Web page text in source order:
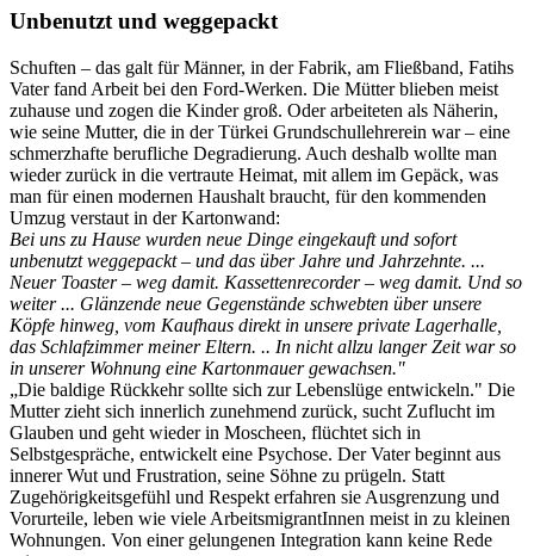
Unbenutzt und weggepackt
Schuften – das galt für Männer, in der Fabrik, am Fließband, Fatihs
Vater fand Arbeit bei den Ford-Werken. Die Mütter blieben meist
zuhause und zogen die Kinder groß. Oder arbeiteten als Näherin,
wie seine Mutter, die in der Türkei Grundschullehrerein war – eine
schmerzhafte berufliche Degradierung. Auch deshalb wollte man
wieder zurück in die vertraute Heimat, mit allem im Gepäck, was
man für einen modernen Haushalt braucht, für den kommenden
Umzug verstaut in der Kartonwand:
Bei uns zu Hause wurden neue Dinge eingekauft und sofort
unbenutzt weggepackt – und das über Jahre und Jahrzehnte. ...
Neuer Toaster – weg damit. Kassettenrecorder – weg damit. Und so
weiter ... Glänzende neue Gegenstände schwebten über unsere
Köpfe hinweg, vom Kaufhaus direkt in unsere private Lagerhalle,
das Schlafzimmer meiner Eltern. .. In nicht allzu langer Zeit war so
in unserer Wohnung eine Kartonmauer gewachsen."
„Die baldige Rückkehr sollte sich zur Lebenslüge entwickeln." Die
Mutter zieht sich innerlich zunehmend zurück, sucht Zuflucht im
Glauben und geht wieder in Moscheen, flüchtet sich in
Selbstgespräche, entwickelt eine Psychose. Der Vater beginnt aus
innerer Wut und Frustration, seine Söhne zu prügeln. Statt
Zugehörigkeitsgefühl und Respekt erfahren sie Ausgrenzung und
Vorurteile, leben wie viele ArbeitsmigrantInnen meist in zu kleinen
Wohnungen. Von einer gelungenen Integration kann keine Rede